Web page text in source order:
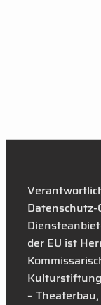
Datenschutz-
der EU ist
–